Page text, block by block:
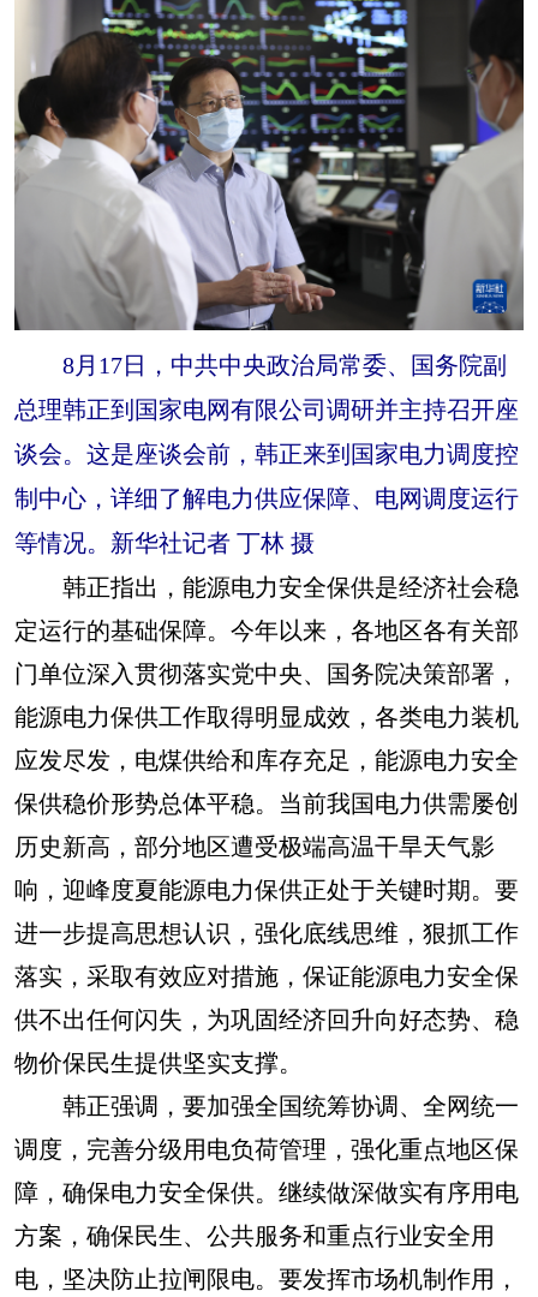
广东 广西 海南 重庆
贵州 云南
陕西 甘肃 青海 宁夏
内蒙古 黑龙江
多语种频道
Русский язык 日本語 한국어
Deutsch Português
8月17日，中共中央政治局常委、国务院副
总理韩正到国家电网有限公司调研并主持召开座
谈会。这是座谈会前，韩正来到国家电力调度控
制中心，详细了解电力供应保障、电网调度运行
等情况。新华社记者 丁林 摄
韩正指出，能源电力安全保供是经济社会稳
定运行的基础保障。今年以来，各地区各有关部
门单位深入贯彻落实党中央、国务院决策部署，
能源电力保供工作取得明显成效，各类电力装机
应发尽发，电煤供给和库存充足，能源电力安全
保供稳价形势总体平稳。当前我国电力供需屡创
历史新高，部分地区遭受极端高温干旱天气影
响，迎峰度夏能源电力保供正处于关键时期。要
进一步提高思想认识，强化底线思维，狠抓工作
落实，采取有效应对措施，保证能源电力安全保
供不出任何闪失，为巩固经济回升向好态势、稳
物价保民生提供坚实支撑。
韩正强调，要加强全国统筹协调、全网统一
调度，完善分级用电负荷管理，强化重点地区保
障，确保电力安全保供。继续做深做实有序用电
方案，确保民生、公共服务和重点行业安全用
电，坚决防止拉闸限电。要发挥市场机制作用，